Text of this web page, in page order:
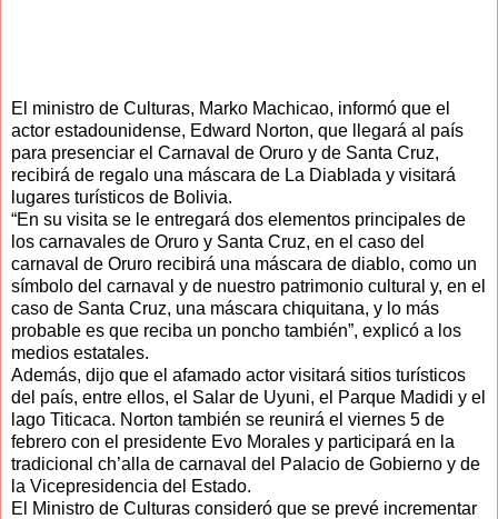
El ministro de Culturas, Marko Machicao, informó que el
actor estadounidense, Edward Norton, que llegará al país
para presenciar el Carnaval de Oruro y de Santa Cruz,
recibirá de regalo una máscara de La Diablada y visitará
lugares turísticos de Bolivia.
“En su visita se le entregará dos elementos principales de
los carnavales de Oruro y Santa Cruz, en el caso del
carnaval de Oruro recibirá una máscara de diablo, como un
símbolo del carnaval y de nuestro patrimonio cultural y, en el
caso de Santa Cruz, una máscara chiquitana, y lo más
probable es que reciba un poncho también”, explicó a los
medios estatales.
Además, dijo que el afamado actor visitará sitios turísticos
del país, entre ellos, el Salar de Uyuni, el Parque Madidi y el
lago Titicaca. Norton también se reunirá el viernes 5 de
febrero con el presidente Evo Morales y participará en la
tradicional ch’alla de carnaval del Palacio de Gobierno y de
la Vicepresidencia del Estado.
El Ministro de Culturas consideró que se prevé incrementar